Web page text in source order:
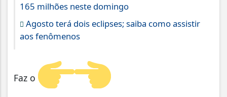
165 milhões neste domingo
Agosto terá dois eclipses; saiba como assistir
aos fenômenos
Faz o